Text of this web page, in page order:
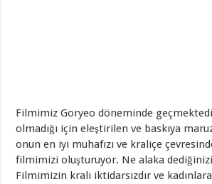
Filmimiz Goryeo döneminde
olmadığı için eleştirilen ve baskıya
onun en iyi muhafızı ve kraliçe
filmimizi oluşturuyor. Ne alaka
Filmimizin kralı iktidarsızdır ve